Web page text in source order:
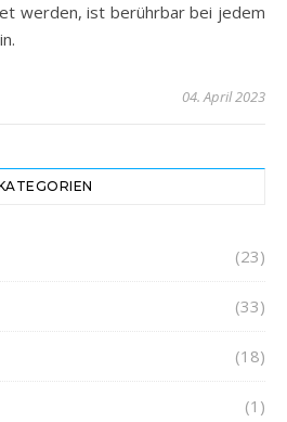
werden, ist berührbar bei jedem
04. April 2023
(23)
(33)
(18)
(1)